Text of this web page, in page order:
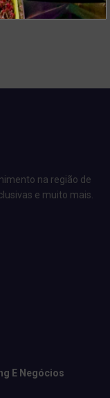
na região de
e muito mais.
E Negócios